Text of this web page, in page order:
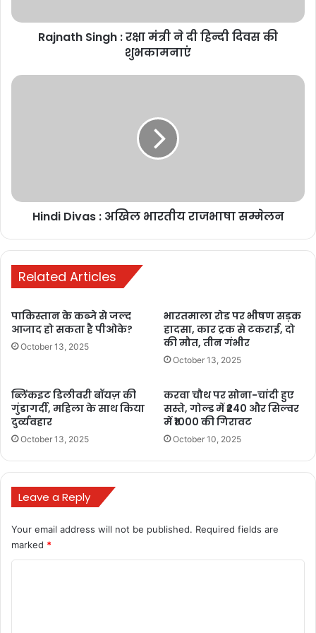
2) सरकार ने बासमती चावल पर भी MEP
समाप्त करने का निर्णय लिया है, जिससे बासमती
चावल के उत्पादक किसान इनका निर्यात करके
3) साथ ही, मोदी सरकार ने कच्चे पाम, सोया और
सूरजमुखी तेलों के आयात में ड्यूटी को 12.5%
से 32.5% बढ़ाने व इनके रिफाइंड तेलों पर
ड्यूटी को 13.75% से 35.75% करने का
निर्णय लिया है। इससे भारत के सोयाबीन के
और उनकी आय बढ़ेगी।
Rajnath Singh : रक्षा मंत्री ने दी हिन्दी दिवस की
शुभकामनाएं
Hindi Divas : अखिल भारतीय राजभाषा सम्मेलन
Related Articles
पाकिस्तान के कब्जे से जल्द
आजाद हो सकता है पीओके?
October 13, 2025
भारतमाला रोड पर भीषण सड़क
हादसा, कार ट्रक से टकराई, दो
की मौत, तीन गंभीर
October 13, 2025
ब्लिंकइट डिलीवरी बॉयज़ की
गुंडागर्दी, महिला के साथ किया
दुर्व्यवहार
October 13, 2025
करवा चौथ पर सोना-चांदी हुए
सस्ते, गोल्ड में ₹240 और सिल्वर
में ₹1000 की गिरावट
October 10, 2025
Leave a Reply
Your email address will not be published. Required fields are
marked *